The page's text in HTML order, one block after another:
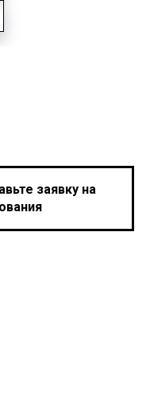
заявку на